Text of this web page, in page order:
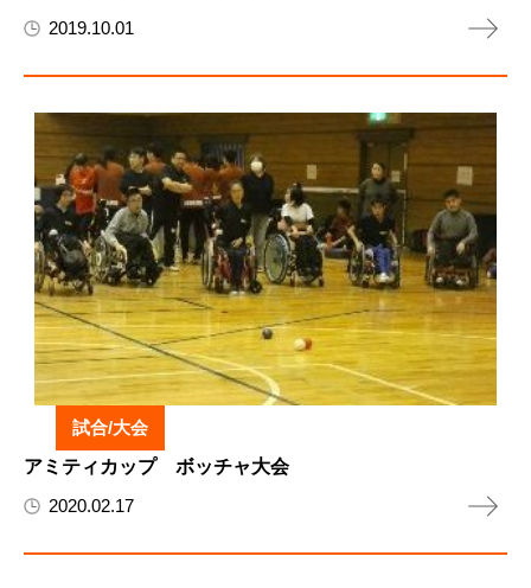
2019.10.01
試合/大会
アミティカップ ボッチャ大会
2020.02.17